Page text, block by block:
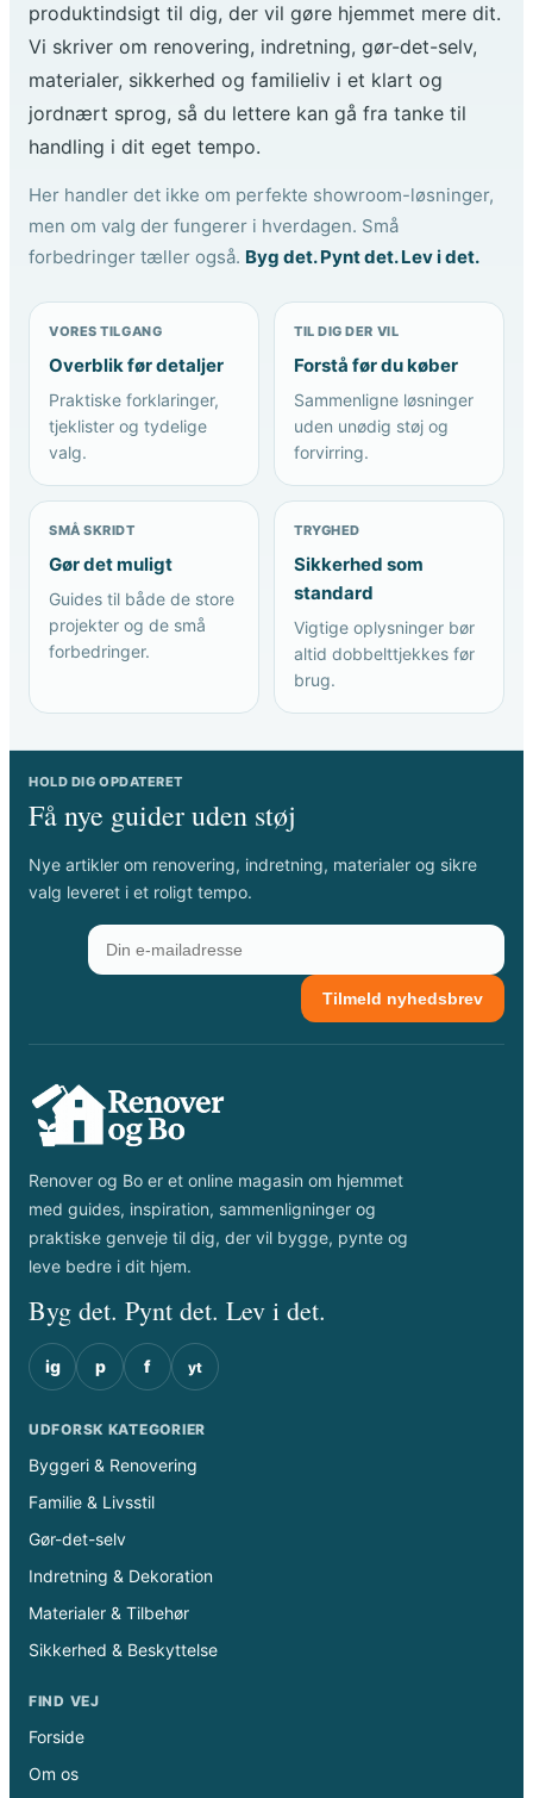
produktindsigt til dig, der vil gøre hjemmet mere dit.
Vi skriver om renovering, indretning, gør-det-selv,
materialer, sikkerhed og familieliv i et klart og
jordnært sprog, så du lettere kan gå fra tanke til
handling i dit eget tempo.
Her handler det ikke om perfekte showroom-løsninger,
men om valg der fungerer i hverdagen. Små
forbedringer tæller også. Byg det. Pynt det. Lev i det.
VORES TILGANG
Overblik før detaljer
Praktiske forklaringer,
tjeklister og tydelige
valg.
TIL DIG DER VIL
Forstå før du køber
Sammenligne løsninger
uden unødig støj og
forvirring.
SMÅ SKRIDT
Gør det muligt
Guides til både de store
projekter og de små
forbedringer.
TRYGHED
Sikkerhed som
standard
Vigtige oplysninger bør
altid dobbelttjekkes før
brug.
HOLD DIG OPDATERET
Få nye guider uden støj
Nye artikler om renovering, indretning, materialer og sikre
valg leveret i et roligt tempo.
Tilmeld nyhedsbrev
Renover og Bo er et online magasin om hjemmet
med guides, inspiration, sammenligninger og
praktiske genveje til dig, der vil bygge, pynte og
leve bedre i dit hjem.
Byg det. Pynt det. Lev i det.
ig p f yt
UDFORSK KATEGORIER
Byggeri & Renovering
Familie & Livsstil
Gør-det-selv
Indretning & Dekoration
Materialer & Tilbehør
Sikkerhed & Beskyttelse
FIND VEJ
Forside
Om os